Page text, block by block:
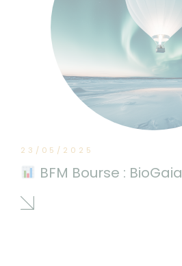
23/05/2025
BFM Bourse : BioGaia